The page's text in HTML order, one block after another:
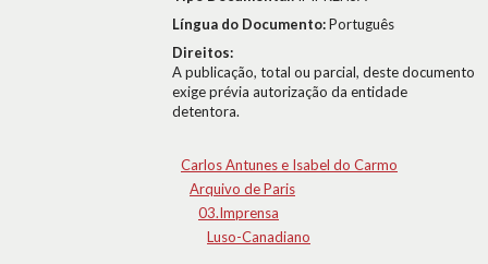
Língua do Documento:Português
Direitos:
A publicação, total ou parcial, deste documento
exige prévia autorização da entidade
detentora.
Carlos Antunes e Isabel do Carmo
Arquivo de Paris
03.Imprensa
Luso-Canadiano